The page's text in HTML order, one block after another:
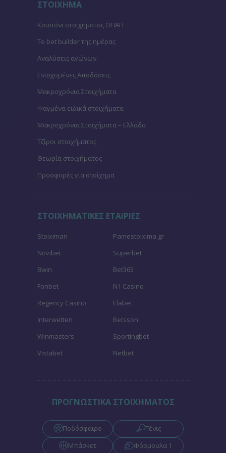
ΣΤΟΙΧΗΜΑ
Κουπόνι στοιχήματος ΟΠΑΠ
To bet builder της ημέρας
Αναλύσεις αγώνων
Ενισχυμένες Αποδόσεις
Μακροχρόνια Στοιχήματα
Ψαγμένα ειδικά στοιχήματα
Μακροχρόνια Στοιχήματα – Ελλάδα
Τζίροι στοιχήματος
Θεωρία στοιχήματος
Προσφορές για στοίχημα
ΣΤΟΙΧΗΜΑΤΙΚΕΣ ΕΤΑΙΡΙΕΣ
Stoiximan
Pamestoixima.gr
Novibet
Superbet
Bwin
Bet365
Fonbet
N1 Casino
Regency Casino
Elabet
Interwetten
Betsson
Winmasters
Sportingbet
Vistabet
Netbet
ΠΡΟΓΝΩΣΤΙΚΑ ΣΤΟΙΧΗΜΑΤΟΣ
Ποδόσφαιρο
Τένις
Μπάσκετ
Φόρμουλα 1